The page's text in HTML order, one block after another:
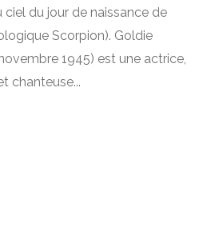
du jour de naissance de
Scorpion). Goldie
1945) est une actrice,
chanteuse...